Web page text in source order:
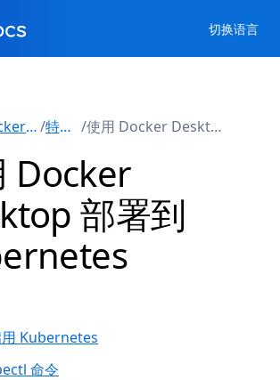
切换语言
Docker Desktop版/ 特性与功能 / 使用 Docker Desktop 部署到 Kubernetes
Docker
部署到
Kubernetes
命令